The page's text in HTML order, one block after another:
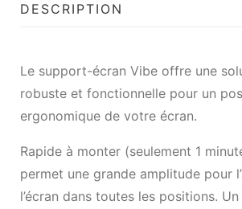
DESCRIPTION
Le support-écran Vibe offre une
robuste et fonctionnelle pour un
ergonomique de votre écran.
Rapide à monter (seulement 1
permet une grande amplitude pour
l’écran dans toutes les positions.